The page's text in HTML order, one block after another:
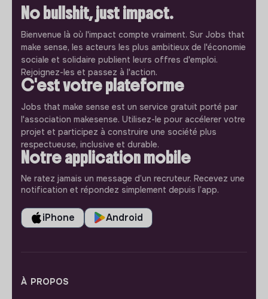
No bullshit, just impact.
Bienvenue là où l'impact compte vraiment. Sur Jobs that
make sense, les acteurs les plus ambitieux de l'économie
sociale et solidaire publient leurs offres d'emploi.
Rejoignez-les et passez à l'action.
C'est votre plateforme
Jobs that make sense est un service gratuit porté par
l'association makesense. Utilisez-le pour accélerer votre
projet et participez à construire une société plus
respectueuse, inclusive et durable.
Notre application mobile
Ne ratez jamais un message d’un recruteur. Recevez une
notification et répondez simplement depuis l’app.
iPhone Android
À PROPOS